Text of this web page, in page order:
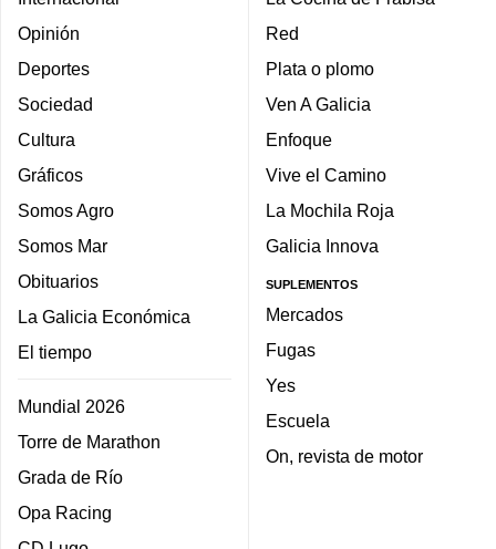
Opinión
Deportes
Sociedad
Cultura
Gráficos
Somos Agro
Somos Mar
Obituarios
La Galicia Económica
El tiempo
Mundial 2026
Torre de Marathon
Grada de Río
Opa Racing
Red
Plata o plomo
Ven A Galicia
Enfoque
Vive el Camino
La Mochila Roja
Galicia Innova
SUPLEMENTOS
Mercados
Fugas
Yes
Escuela
On, revista de motor